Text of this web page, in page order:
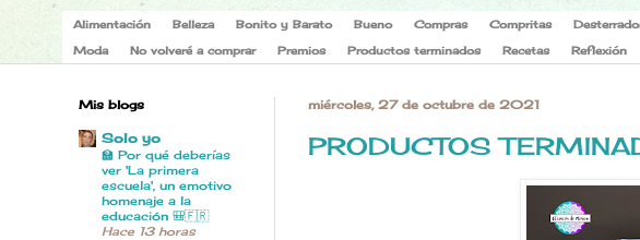
Alimentación Belleza Bonito y Barato Bueno Compras Compritas
Moda
No volveré a comprar Premios Productos terminados Recetas Reflexión
miércoles, 27 de octubre de 2021
PRODUCTOS
Mis blogs
Solo yo
🏫 Por qué deberías
ver 'La primera
escuela', un emotivo
homenaje a la
educación 🎒🇫🇷
Hace 13 horas